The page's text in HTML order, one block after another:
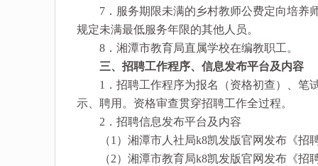
7．服务期限未满的乡村教师公费定向培养师
规定未满最低服务年限的其他人员。
8．湘潭市教育局直属学校在编教职工。
三、招聘工作程序、信息发布平台及内容
1．招聘工作程序为报名（资格初查）、笔
示、聘用。资格审查贯穿招聘工作全过程。
2．招聘信息发布平台及内容
（1）湘潭市人社局k8凯发版官网发布《招
（2）湘潭市教育局k8凯发版官网发布《招